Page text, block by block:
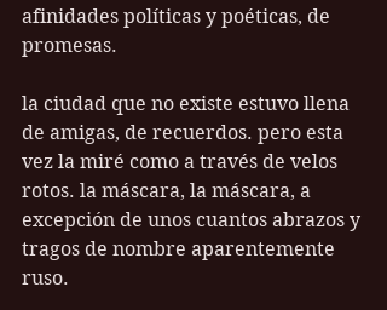
afinidades políticas y poéticas, de
promesas.
la ciudad que no existe estuvo llena
de amigas, de recuerdos. pero esta
vez la miré como a través de velos
rotos. la máscara, la máscara, a
excepción de unos cuantos abrazos y
tragos de nombre aparentemente
ruso.